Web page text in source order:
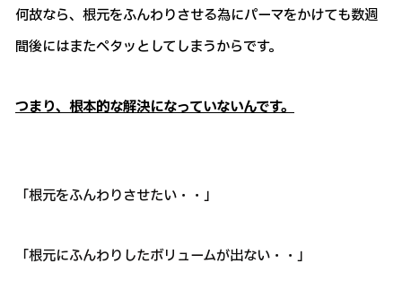
何故なら、根元をふんわりさせる為にパーマをかけても数週
間後にはまたペタッとしてしまうからです。
つまり、根本的な解決になっていないんです。
「根元をふんわりさせたい・・」
「根元にふんわりしたボリュームが出ない・・」